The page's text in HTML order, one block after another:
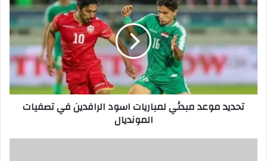
موعد
مبدئي
لمباريات
اسود
الرافدين
تصفيات
المونديال
تحديد موعد مبدئي لمباريات اسود الرافدين في تصفيات
المونديال